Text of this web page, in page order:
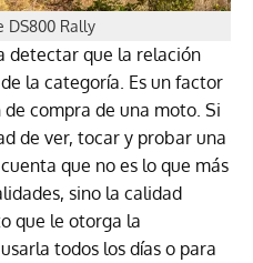
DS800 Rally
detectar que la relación
la categoría. Es un factor
compra de una moto. Si
de ver, tocar y probar una
que no es lo que más
sino la calidad
que le otorga la
todos los días o para